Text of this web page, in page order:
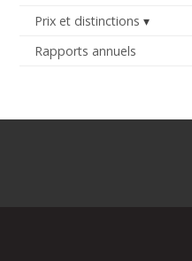
Prix et distinctions
Rapports annuels